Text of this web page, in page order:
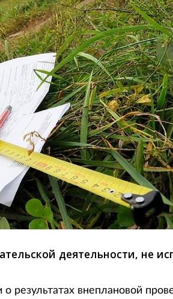
деятельности, не
результатах внеплановой